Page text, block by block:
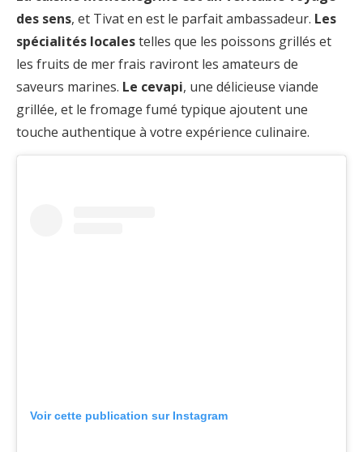
des sens, et Tivat en est le parfait ambassadeur. Les
spécialités localestelles que les poissons grillés et
les fruits de mer frais raviront les amateurs de
saveurs marines. Le cevapi, une délicieuse viande
grillée, et le fromage fumé typique ajoutent une
touche authentique à votre expérience culinaire.
Voir cette publication sur Instagram